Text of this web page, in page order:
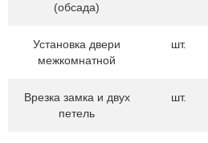
(обсада)
Установка двери
межкомнатной
шт.
Врезка замка и двух
петель
шт.